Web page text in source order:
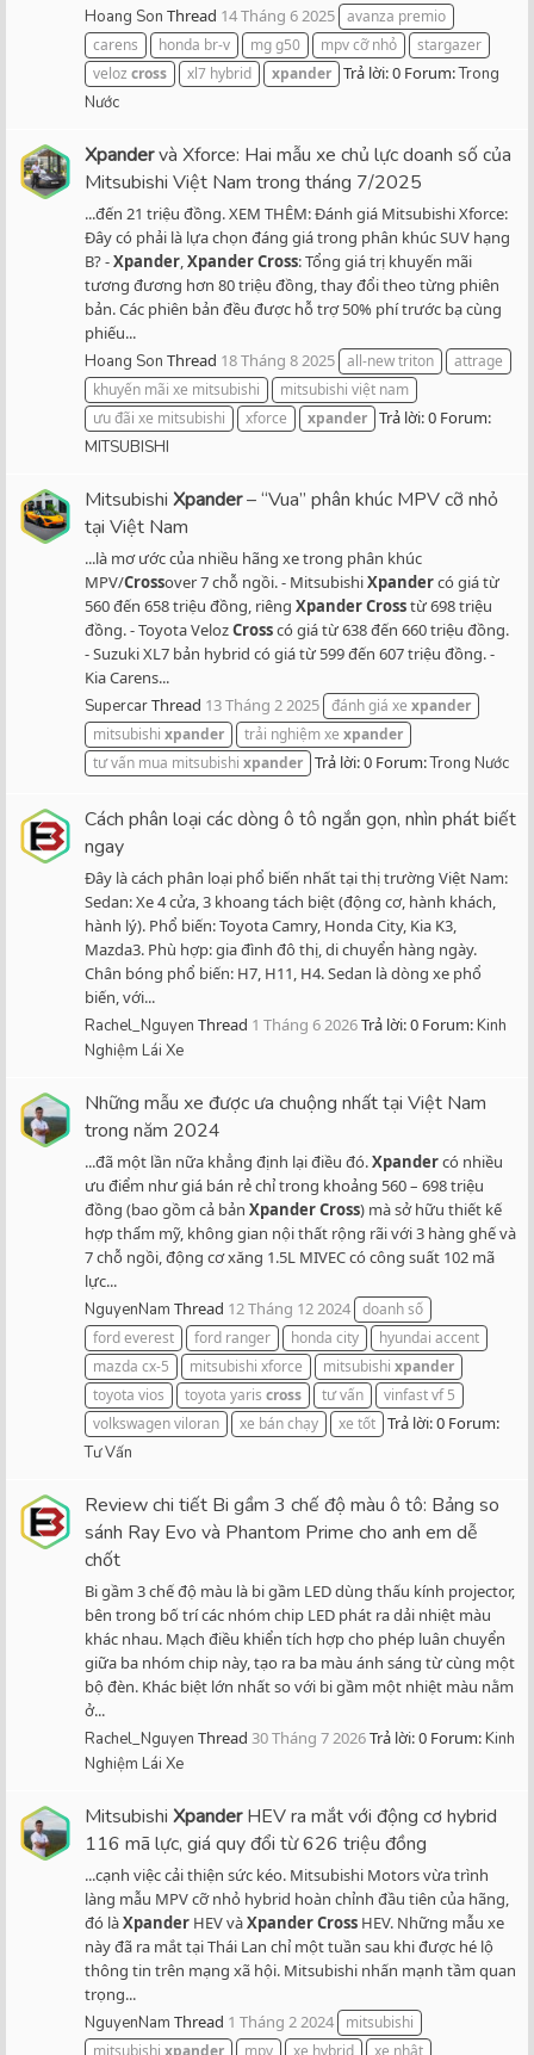
Hoang Son Thread 14 Tháng 6 2025 avanza premio
carens
honda br-v mg g50 mpv cỡ nhỏ
stargazer
veloz cross xl7 hybrid xpander Trả lời: 0 Forum:Trong
Nước
Xpandervà Xforce: Hai mẫu xe chủ lực doanh số của
Mitsubishi Việt Nam trong tháng 7/2025
...đến 21 triệu đồng. XEM THÊM: Đánh giá Mitsubishi Xforce:
Đây có phải là lựa chọn đáng giá trong phân khúc SUV hạng
B? -Xpander,XpanderCross: Tổng giá trị khuyến mãi
tương đương hơn 80 triệu đồng, thay đổi theo từng phiên
bản. Các phiên bản đều được hỗ trợ 50% phí trước bạ cùng
phiếu...
Hoang Son Thread 18 Tháng 8 2025 all-new triton
attrage
khuyến mãi xe mitsubishi
mitsubishi việt nam
ưu đãi xe mitsubishi
xforce xpander Trả lời: 0 Forum:
MITSUBISHI
Mitsubishi Xpander– “Vua” phân khúc MPV cỡ nhỏ
tại Việt Nam
...là mơ ước của nhiều hãng xe trong phân khúc
MPV/Crossover 7 chỗ ngồi. - MitsubishiXpandercó giá từ
560 đến 658 triệu đồng, riêng XpanderCrosstừ 698 triệu
đồng. - Toyota VelozCrosscó giá từ 638 đến 660 triệu đồng.
- Suzuki XL7 bản hybrid có giá từ 599 đến 607 triệu đồng. -
Kia Carens...
SupercarThread 13 Tháng 2 2025 đánh giá xe xpander
mitsubishi xpander trải nghiệm xe xpander
tư vấn mua mitsubishi xpander Trả lời: 0 Forum:Trong Nước
Cách phân loại các dòng ô tô ngắn gọn, nhìn phát biết
ngay
Đây là cách phân loại phổ biến nhất tại thị trường Việt Nam:
Sedan: Xe 4 cửa, 3 khoang tách biệt (động cơ, hành khách,
hành lý). Phổ biến: Toyota Camry, Honda City, Kia K3,
Mazda3. Phù hợp: gia đình đô thị, di chuyển hàng ngày.
Chân bóng phổ biến: H7, H11, H4. Sedan là dòng xe phổ
biến, với...
Rachel_Nguyen Thread 1 Tháng 6 2026Trả lời: 0 Forum:Kinh
Nghiệm Lái Xe
Những mẫu xe được ưa chuộng nhất tại Việt Nam
trong năm 2024
...đã một lần nữa khẳng định lại điều đó.Xpandercó nhiều
ưu điểm như giá bán rẻ chỉ trong khoảng 560 – 698 triệu
đồng (bao gồm cả bản XpanderCross) mà sở hữu thiết kế
hợp thẩm mỹ, không gian nội thất rộng rãi với 3 hàng ghế và
7 chỗ ngồi, động cơ xăng 1.5L MIVEC có công suất 102 mã
lực...
NguyenNam Thread 12 Tháng 12 2024 doanh số
ford everest
ford ranger honda city
hyundai accent
mazda cx-5
mitsubishi xforce mitsubishi xpander
toyota vios
toyota yaris cross tư vấn
vinfast vf 5
volkswagen viloran
xe bán chạy xe tốt Trả lời: 0 Forum:
Tư Vấn
Review chi tiết Bi gầm 3 chế độ màu ô tô: Bảng so
sánh Ray Evo và Phantom Prime cho anh em dễ
chốt
Bi gầm 3 chế độ màu là bi gầm LED dùng thấu kính projector,
bên trong bố trí các nhóm chip LED phát ra dải nhiệt màu
khác nhau. Mạch điều khiển tích hợp cho phép luân chuyển
giữa ba nhóm chip này, tạo ra ba màu ánh sáng từ cùng một
bộ đèn. Khác biệt lớn nhất so với bi gầm một nhiệt màu nằm
ở...
Rachel_Nguyen Thread 30 Tháng 7 2026Trả lời: 0 Forum:Kinh
Nghiệm Lái Xe
Mitsubishi XpanderHEV ra mắt với động cơ hybrid
116 mã lực, giá quy đổi từ 626 triệu đồng
...cạnh việc cải thiện sức kéo. Mitsubishi Motors vừa trình
làng mẫu MPV cỡ nhỏ hybrid hoàn chỉnh đầu tiên của hãng,
đó làXpander HEV vàXpanderCross HEV. Những mẫu xe
này đã ra mắt tại Thái Lan chỉ một tuần sau khi được hé lộ
thông tin trên mạng xã hội. Mitsubishi nhấn mạnh tầm quan
trọng...
NguyenNam Thread 1 Tháng 2 2024
mitsubishi